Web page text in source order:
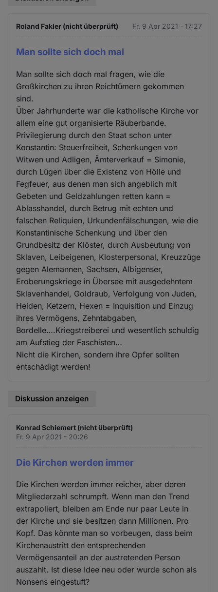
Roland Fakler (nicht überprüft) Fr. 9 Apr 2021 - 17:27
Man sollte sich doch mal
Man sollte sich doch mal fragen, wie die
Großkirchen zu ihren Reichtümern gekommen
sind.
Über Jahrhunderte war die katholische Kirche vor
allem eine gut organisierte Räuberbande.
Privilegierung durch den Staat schon unter
Konstantin: Steuerfreiheit, Schenkungen von
Witwen und Adligen, Ämterverkauf = Simonie,
durch Lügen über die Existenz von Hölle und
Fegfeuer, aus denen man sich angeblich mit
Gebeten und Geldzahlungen retten kann =
Ablasshandel, durch Betrug mit echten und
falschen Reliquien, Urkundenfälschungen, wie die
Konstantinische Schenkung und über den
Grundbesitz der Klöster, durch Ausbeutung von
Sklaven, Leibeigenen, Klosterpersonal, Kreuzzüge
gegen Alemannen, Sachsen, Albigenser,
Eroberungskriege in Übersee mit ausgedehntem
Sklavenhandel, Goldraub, Verfolgung von Juden,
Heiden, Ketzern, Hexen = Inquisition und Einzug
ihres Vermögens, Zehntabgaben,
Bordelle….Kriegstreiberei und wesentlich schuldig
am Aufstieg der Faschisten…
Nicht die Kirchen, sondern ihre Opfer sollten
entschädigt werden!
Diskussion anzeigen
Konrad Schiemert (nicht überprüft)
Fr. 9 Apr 2021 - 20:26
Die Kirchen werden immer
Die Kirchen werden immer reicher, aber deren
Mitgliederzahl schrumpft. Wenn man den Trend
extrapoliert, bleiben am Ende nur paar Leute in
der Kirche und sie besitzen dann Millionen. Pro
Kopf. Das könnte man so vorbeugen, dass beim
Kirchenaustritt den entsprechenden
Vermögensanteil an der austretenden Person
auszahlt. Ist diese Idee neu oder wurde schon als
Nonsens eingestuft?